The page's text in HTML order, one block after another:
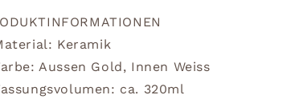
Keramik
Aussen Gold, Innen Weiss
ca. 320ml